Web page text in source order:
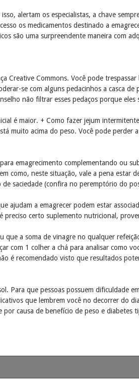
alertam os especialistas, a chave
os medicamentos destinado a
são uma surpreendente maneira com
Creative Commons. Você pode
se com alguns pedacinhos a casca
não filtrar esses pedaços porque eles
é maior. + Como fazer jejum
muito acima do peso. Você pode perder
emagrecimento complementando ou
como, neste situação, vale a pena estar
de saciedade (confira no peremptório do
ajudam a emagrecer podem estar
preciso certo suplemento nutricional,
que a soma de vinagre no qualquer
com 1 colher a chá para analisar como
é recomendado visto que resultados
Para que pessoas possuem dificuldade
que lembrem você no decorrer do
causa de benefício de peso e